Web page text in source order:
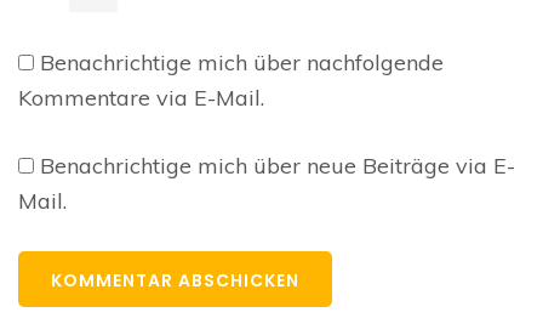
Benachrichtige mich über nachfolgende
Kommentare via E-Mail.
Benachrichtige mich über neue Beiträge via E-
Mail.